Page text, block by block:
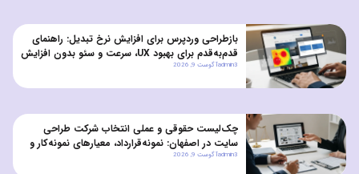
بازطراحی وردپرس برای افزایش نرخ تبدیل: راهنمای
قدم‌به‌قدم برای بهبود UX، سرعت و سئو بدون افزایش
هزینه‌های نگهداری
admin3آگوست 9, 2026
چک‌لیست حقوقی و عملی انتخاب شرکت طراحی
سایت در اصفهان: نمونه‌قرارداد، معیارهای نمونه‌کار و
سوالات تضمین کیفیت
admin3آگوست 9, 2026